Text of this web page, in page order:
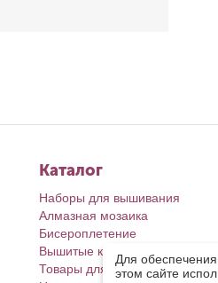
Каталог
Наборы для вышивания
Алмазная мозаика
Бисероплетение
Вышитые картины
Товары для рукоделия
Для
этом сайте